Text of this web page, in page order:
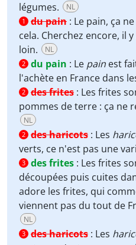
légumes.
NL
1 du pain : Le pain, ça
cela. Cherchez encore, il
loin.
NL
2 du pain : Le pain est
l'achète en France dans
2 des frites : Les frites
pommes de terre : ça ne
NL
2 des haricots : Les
verts, ce n'est pas une
3 des frites : Les frites
découpées puis cuites
adore les frites, qui
viennent pas du tout de
NL
3 des haricots : Les